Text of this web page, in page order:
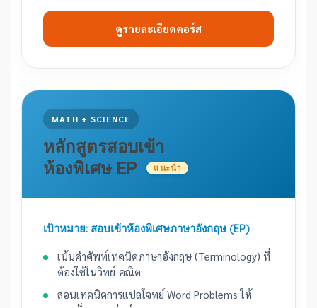
ดูรายละเอียดคอร์ส
MATH + SCIENCE
หลักสูตรสอบเข้า
ห้องพิเศษ EP
แนะนำ
เป้าหมาย: สอบเข้าห้องพิเศษภาษาอังกฤษ (EP)
เน้นคำศัพท์เทคนิคภาษาอังกฤษ (Terminology) ที่
ต้องใช้ในวิทย์-คณิต
สอนเทคนิคการแปลโจทย์ Word Problems ให้